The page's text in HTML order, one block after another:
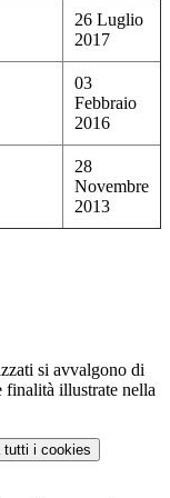
26 Luglio
2017
03
Febbraio
2016
28
Novembre
2013
si avvalgono di
finalità illustrate nella
tutti i cookies